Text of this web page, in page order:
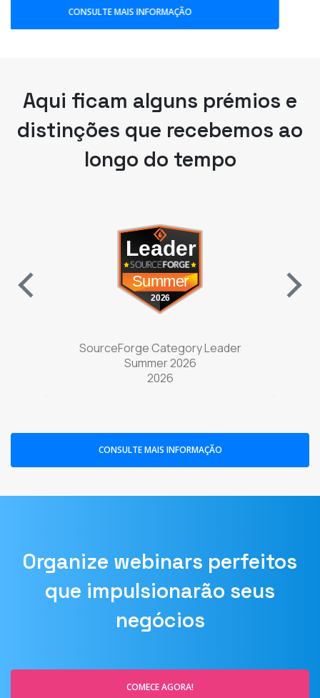
distinções que recebemos ao
longo do tempo
tab)
(opens in a new tab)
SourceForge Category Leader
2026
que impulsionarão seus
negócios